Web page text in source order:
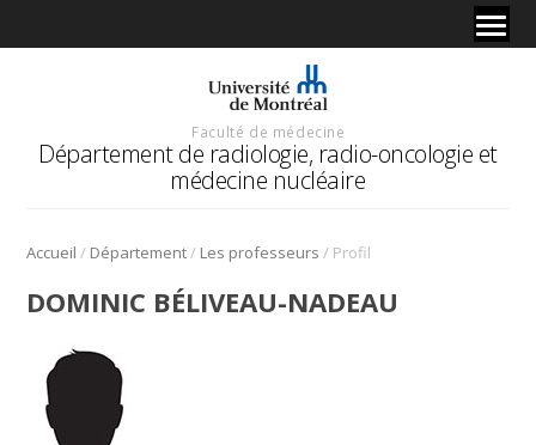
Faculté de médecine
Département de radiologie, radio-oncologie et
médecine nucléaire
Accueil / Département/ Les professeurs / Profil
DOMINIC BÉLIVEAU-NADEAU